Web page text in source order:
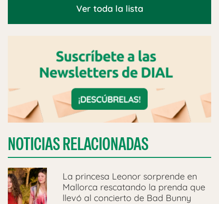
Ver toda la lista
NOTICIAS RELACIONADAS
La princesa Leonor sorprende en
Mallorca rescatando la prenda que
llevó al concierto de Bad Bunny